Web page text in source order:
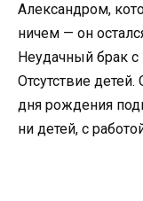
Александром,
ничем — он
Неудачный брак
Отсутствие
дня рождения
ни детей, с